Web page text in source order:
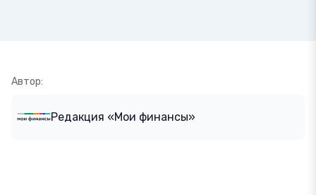
Автор:
Редакция «Мои финансы»